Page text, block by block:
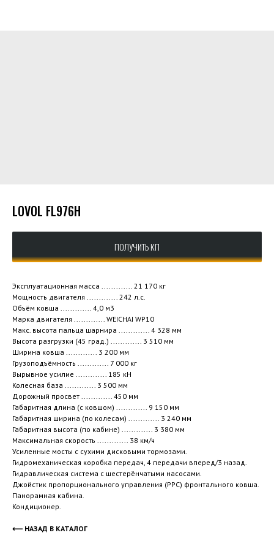
LOVOL FL976H
ПОЛУЧИТЬ КП
Эксплуатационная масса ............. 21 170 кг
Мощность двигателя ............. 242 л.с.
Объём ковша ............. 4,0 м3
Марка двигателя ............. WEICHAI WP10
Макс. высота пальца шарнира ............. 4 328 мм
Высота разгрузки (45 град.) ............. 3 510 мм
Ширина ковша ............. 3 200 мм
Грузоподъёмность ............. 7 000 кг
Вырывное усилие ............. 185 кН
Колесная база ............. 3 500 мм
Дорожный просвет ............. 450 мм
Габаритная длина (с ковшом) ............. 9 150 мм
Габаритная ширина (по колесам) ............. 3 240 мм
Габаритная высота (по кабине) ............. 3 380 мм
Максимальная скорость ............. 38 км/ч
Усиленные мосты с сухими дисковыми тормозами.
Гидромеханическая коробка передач, 4 передачи вперед/3 назад.
Гидравлическая система с шестерёнчатыми насосами.
Джойстик пропорционального управления (РРС) фронтального ковша.
Панорамная кабина.
Кондиционер.
⟵ НАЗАД В КАТАЛОГ